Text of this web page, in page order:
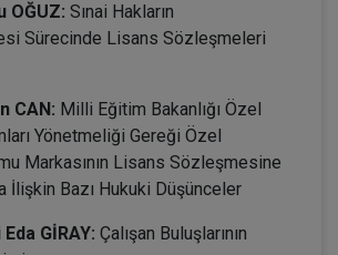
OĞUZ: Sınai Hakların
Sürecinde Lisans Sözleşmeleri
CAN: Milli Eğitim Bakanlığı Özel
Yönetmeliği Gereği Özel
Markasının Lisans Sözleşmesine
İlişkin Bazı Hukuki Düşünceler
GİRAY: Çalışan Buluşlarının